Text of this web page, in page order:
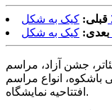
قبلی:
بعدی:
جشن آزاد، مراسم
انواع مراسم
افتتاحیه نمایشگاه.